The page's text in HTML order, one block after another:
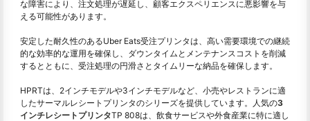
な障害により、注文処理が遅延し、顧客エクスペリエンスに悪影響を与
える可能性があります。
安定した耐久性のあるUber Eats受注プリンタは、高い需要環境での継続
的な効率的な運用を確保し、ダウンタイムとメンテナンスコストを削減
するとともに、受注処理の円滑さとタイムリーな納品を確保します。
HPRTは、2インチモデルや3インチモデルなど、小売やレストランに適
したサーマルレシートプリンタのシリーズを提供しています。人気の3
インチレシートプリンタTP 808は、飲食サービスや外食産業に特に適し